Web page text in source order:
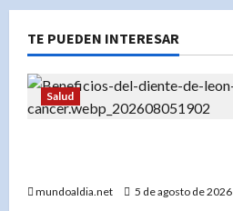
TE PUEDEN INTERESAR
Salud
mundoaldia.net 5 de agosto de 2026